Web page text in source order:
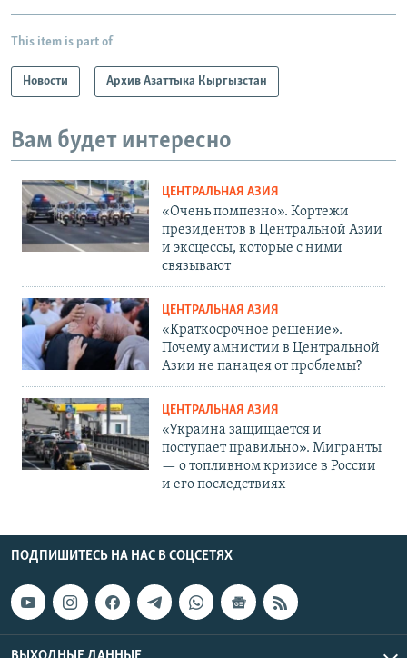
This item is part of
Новости Архив Азаттыка Кыргызстан
Вам будет интересно
ЦЕНТРАЛЬНАЯ АЗИЯ
«Очень помпезно». Кортежи
президентов в Центральной Азии
и эксцессы, которые с ними
связывают
ЦЕНТРАЛЬНАЯ АЗИЯ
«Краткосрочное решение».
Почему амнистии в Центральной
Азии не панацея от проблемы?
ЦЕНТРАЛЬНАЯ АЗИЯ
«Украина защищается и
поступает правильно». Мигранты
— о топливном кризисе в России
и его последствиях
ПОДПИШИТЕСЬ НА НАС В СОЦСЕТЯХ